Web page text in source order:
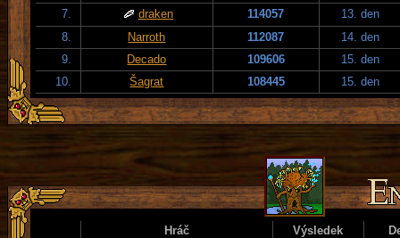
7.
draken 114057
13. den
8.
Narroth 112087
14. den
9.
Decado 109606
15. den
10.
Šagrat 108445 15. den
Hráč Výsledek